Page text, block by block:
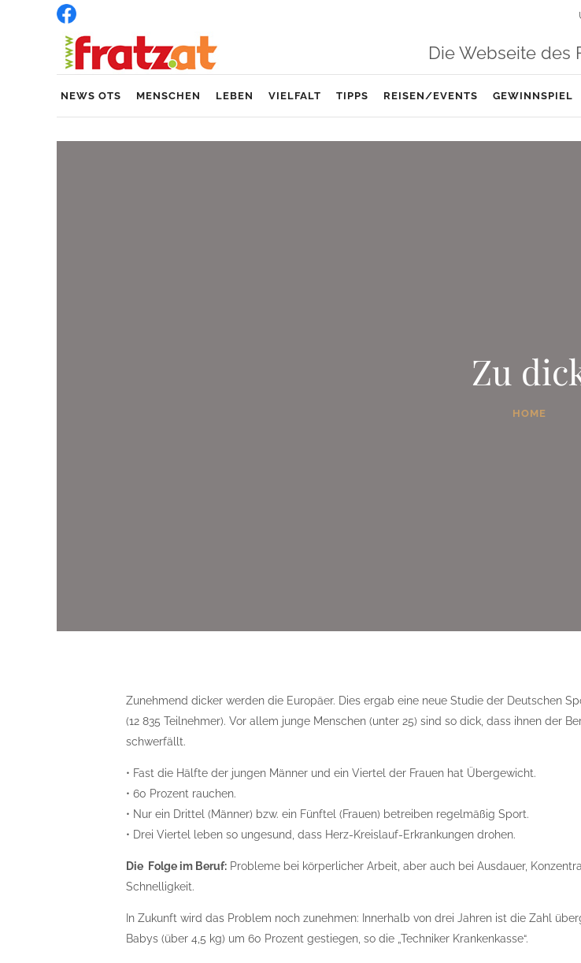
Die Webseite des
NEWS OTS MENSCHEN LEBEN VIELFALT TIPPS REISEN/EVENTS GEWINNSPIEL
Zu
HOME
Zunehmend dicker werden die Europäer. Dies ergab eine neue Studie der Deutschen
(12 835 Teilnehmer). Vor allem junge Menschen (unter 25) sind so dick, dass ihnen der
schwerfällt.
• Fast die Hälfte der jungen Männer und ein Viertel der Frauen hat Übergewicht.
• 60 Prozent rauchen.
• Nur ein Drittel (Männer) bzw. ein Fünftel (Frauen) betreiben regelmäßig Sport.
• Drei Viertel leben so ungesund, dass Herz-Kreislauf-Erkrankungen drohen.
Die Folge im Beruf: Probleme bei körperlicher Arbeit, aber auch bei Ausdauer,
Schnelligkeit.
In Zukunft wird das Problem noch zunehmen: Innerhalb von drei Jahren ist die Zahl
Babys (über 4,5 kg) um 60 Prozent gestiegen, so die „Techniker Krankenkasse“.